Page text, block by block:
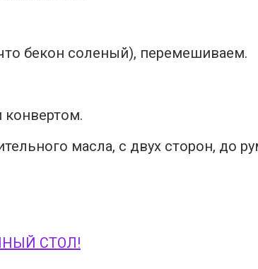
бекон соленый), перемешиваем.
масла, с двух сторон, до
СТОЛ!